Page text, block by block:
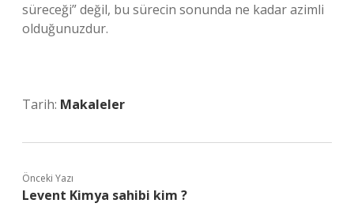
süreceği” değil, bu sürecin sonunda ne kadar azimli
olduğunuzdur.
Tarih: Makaleler
Önceki Yazı
Levent Kimya sahibi kim ?